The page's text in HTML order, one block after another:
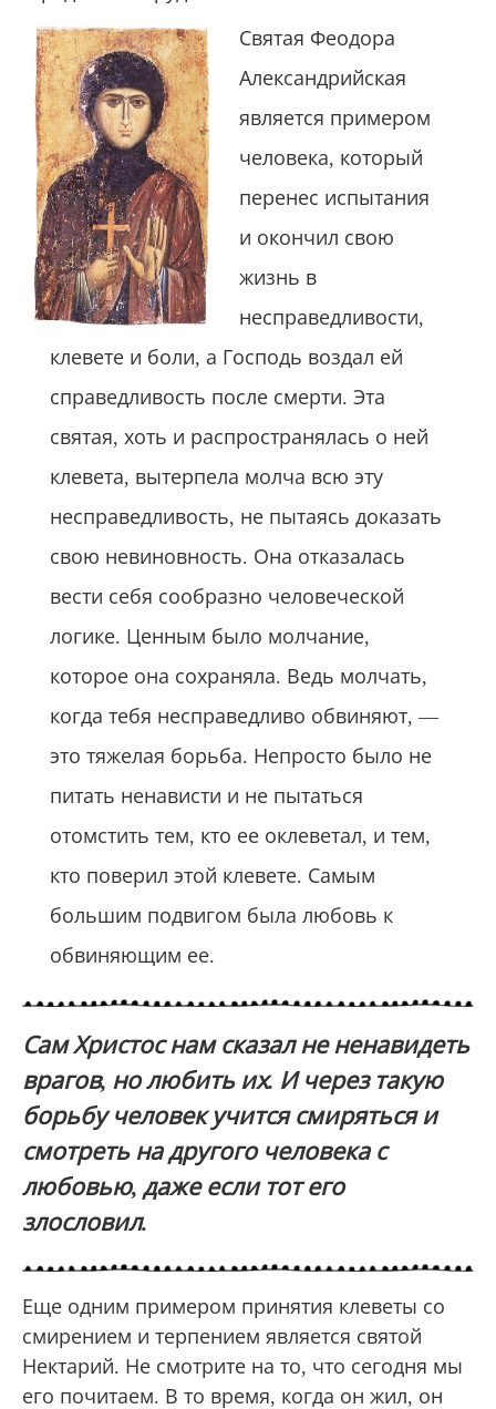
Святая Феодора
Александрийская
является примером
человека, который
перенес испытания
и окончил свою
жизнь в
несправедливости,
клевете и боли, а Господь воздал ей
справедливость после смерти. Эта
святая, хоть и распространялась о ней
клевета, вытерпела молча всю эту
несправедливость, не пытаясь доказать
свою невиновность. Она отказалась
вести себя сообразно человеческой
логике. Ценным было молчание,
которое она сохраняла. Ведь молчать,
когда тебя несправедливо обвиняют, —
это тяжелая борьба. Непросто было не
питать ненависти и не пытаться
отомстить тем, кто ее оклеветал, и тем,
кто поверил этой клевете. Самым
большим подвигом была любовь к
обвиняющим ее.
Сам Христос нам сказал не ненавидеть
врагов, но любить их. И через такую
борьбу человек учится смиряться и
смотреть на другого человека с
любовью, даже если тот его
злословил.
Еще одним примером принятия клеветы со
смирением и терпением является святой
Нектарий. Не смотрите на то, что сегодня мы
его почитаем. В то время, когда он жил, он